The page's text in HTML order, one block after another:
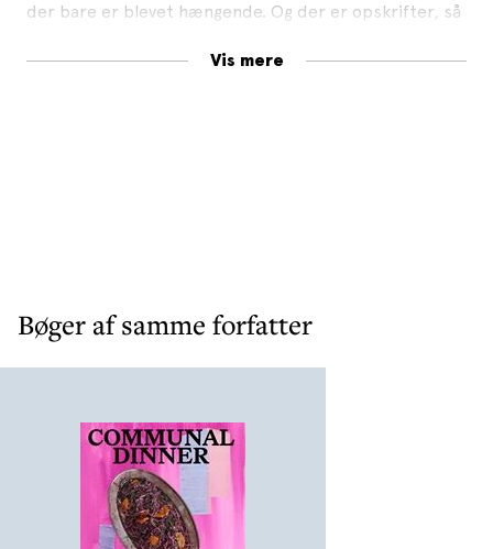
der bare er blevet hængende. Og der er opskrifter, så
har lyst. Fællesspisning er ikke svært. Det kræver bare
Vis mere
Bøger af samme forfatter